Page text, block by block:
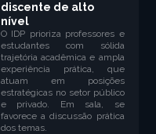
discente de alto
nível
O IDP prioriza professores e
estudantes com sólida
trajetória acadêmica e ampla
experiência prática, que
atuam em posições
estratégicas no setor público
e privado. Em sala, se
favorece a discussão prática
dos temas.